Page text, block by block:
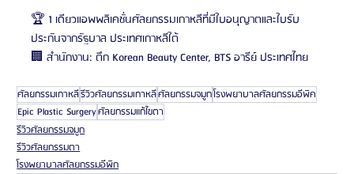
🏆 1 เดียวแอพพลิเคชั่นศัลยกรรมเกาหลีที่มีใบอนุญาตและใบรับ
ประกันจากรัฐบาล ประเทศเกาหลีใต้
🏢 สำนักงาน: ตึก Korean Beauty Center, BTS อารีย์ ประเทศไทย
ศัลยกรรมเกาหลีรีวิวศัลยกรรมเกาหลีศัลยกรรมจมูกโรงพยาบาลศัลยกรรมอีพิค
Epic Plastic Surgeryศัลยกรรมแก้ไขตา
รีวิวศัลยกรรมจมูก
รีวิวศัลยกรรมตา
โรงพยาบาลศัลยกรรมอีพิก